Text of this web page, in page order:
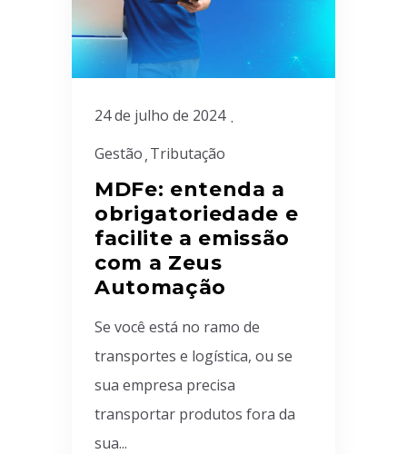
24 de julho de 2024
Gestão Tributação
MDFe: entenda a
obrigatoriedade e
facilite a emissão
com a Zeus
Automação
Se você está no ramo de
transportes e logística, ou se
sua empresa precisa
transportar produtos fora da
sua...